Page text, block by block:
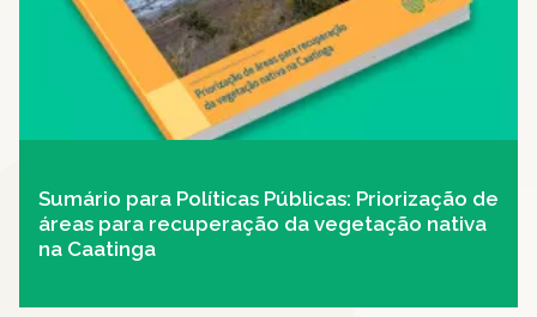
Sumário para Políticas Públicas: Priorização de
áreas para recuperação da vegetação nativa
na Caatinga